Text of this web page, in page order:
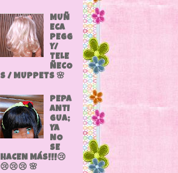
MUÑ
ECA
PEGG
Y/
TELE
ÑECO
S / MUPPETS 🌸
PEPA
ANTI
GUA;
YA
NO
SE
HACEN MÁS!!!😢
😢😢😢 🌸